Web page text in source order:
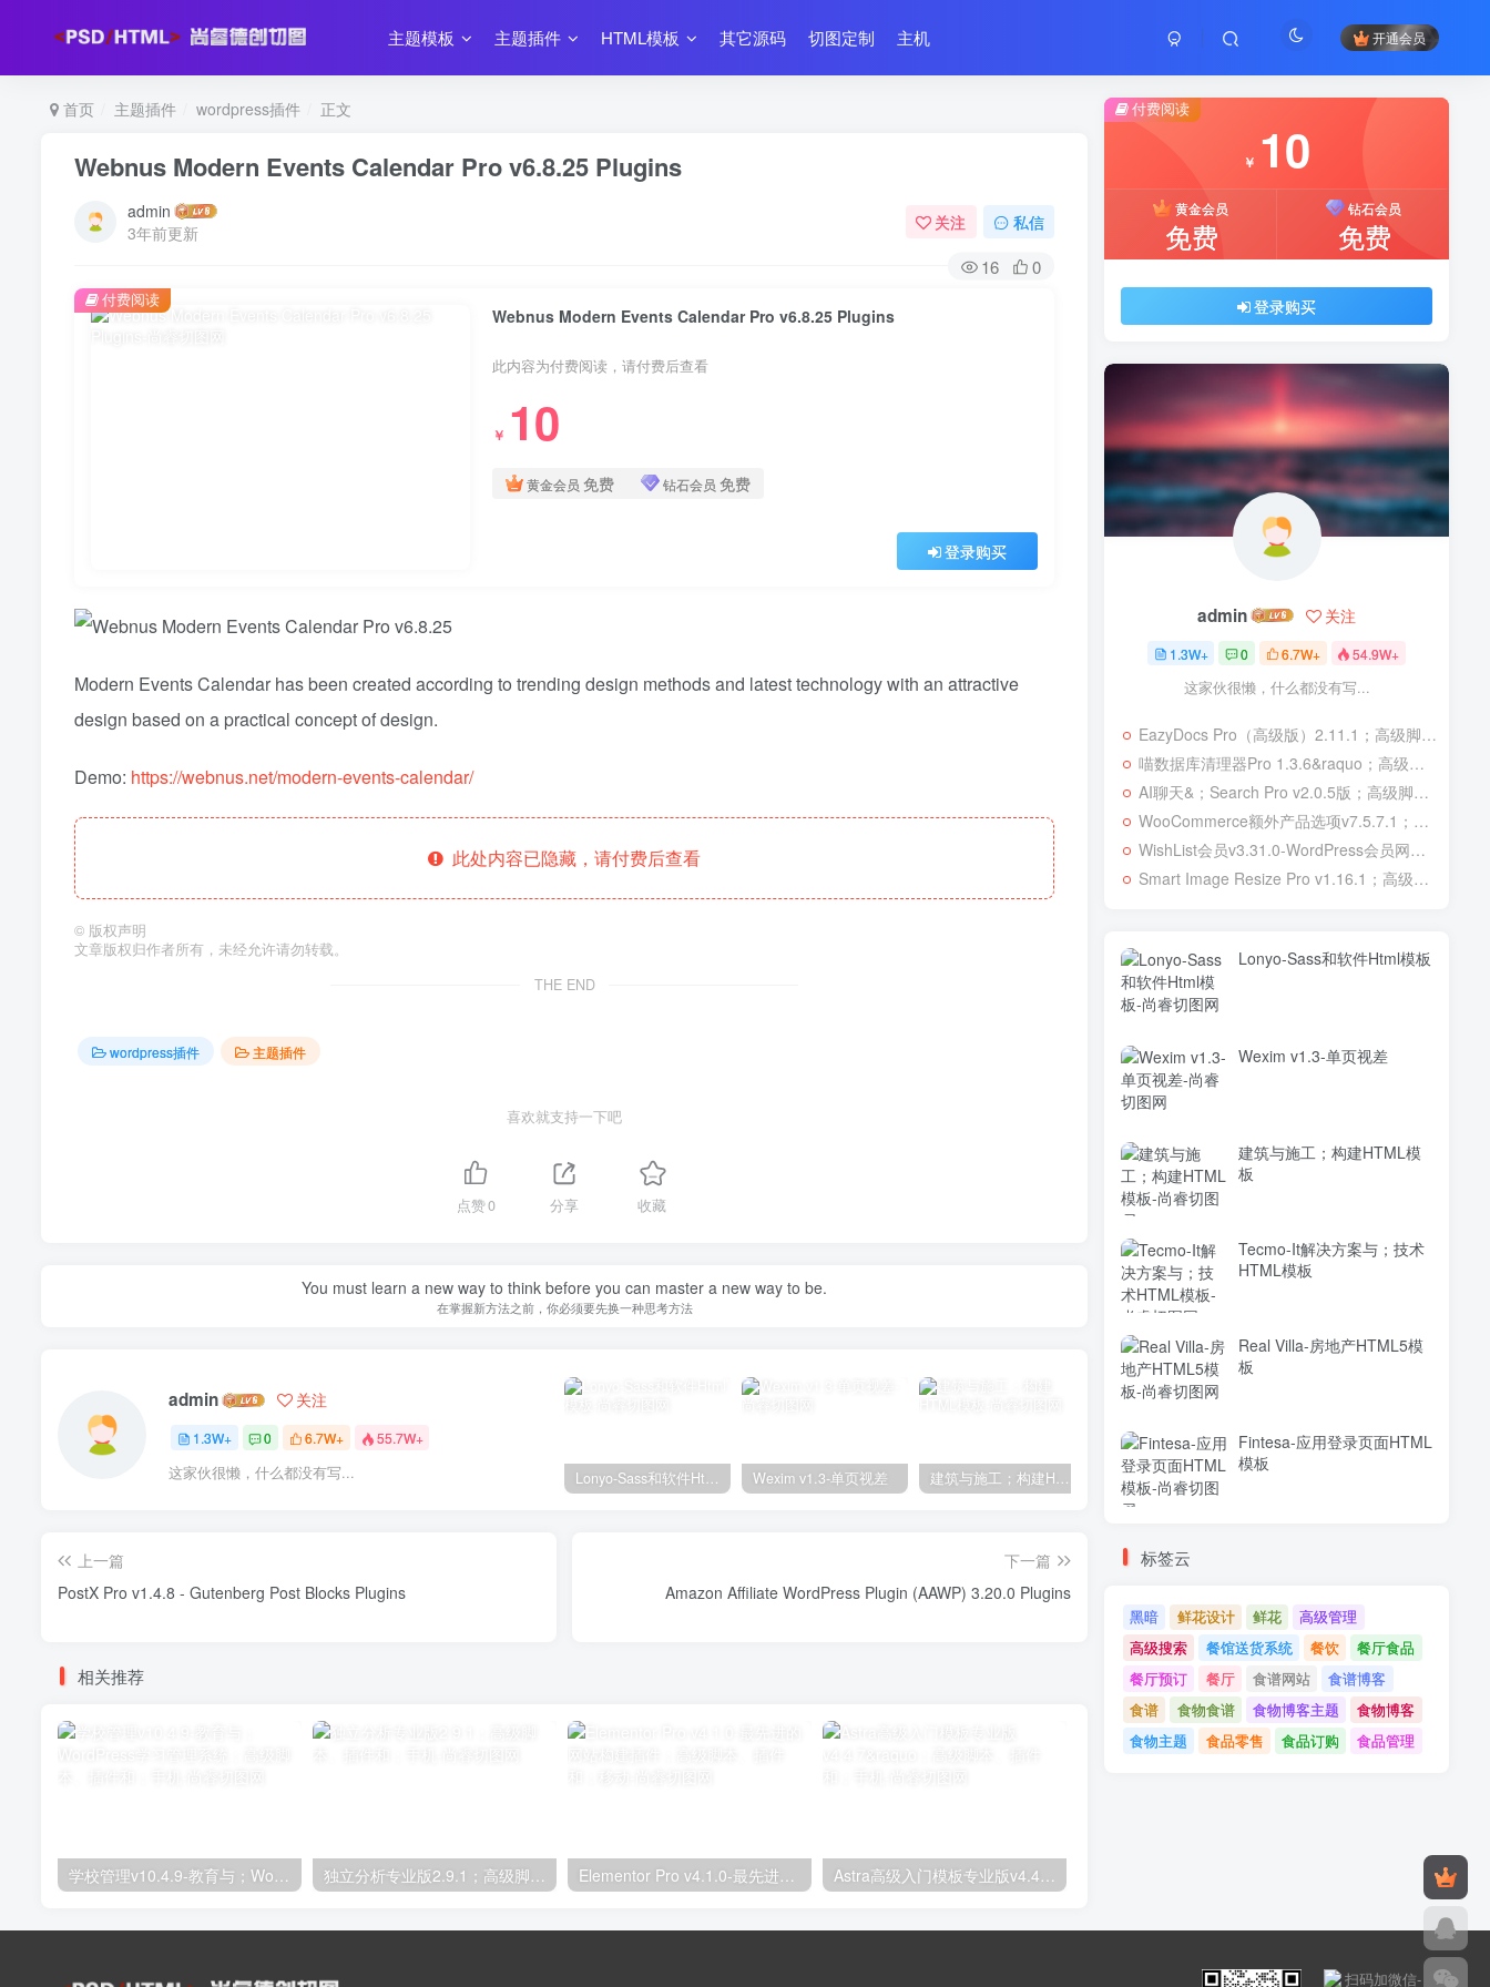
主题模板 主题插件 HTML模板 其它源码 切图定制 主机 开通会员
首页 主题插件 wordpress插件 正文
Webnus Modern Events Calendar Pro v6.8.25 Plugins
admin
3年前更新
关注 私信
16 0
Webnus Modern Events Calendar Pro v6.8.25 Plugins
此内容为付费阅读，请付费后查看
￥ 10
黄金会员 免费 钻石会员 免费
登录购买
付费阅读
Modern Events Calendar has been created according to trending design methods and latest technology with an attractive
design based on a practical concept of design.
Demo: https://webnus.net/modern-events-calendar/
此处内容已隐藏，请付费后查看
© 版权声明
文章版权归作者所有，未经允许请勿转载。
THE END
wordpress插件 主题插件
喜欢就支持一下吧
点赞0 分享 收藏
You must learn a new way to think before you can master a new way to be.
在掌握新方法之前，你必须要先换一种思考方法
admin 关注
1.3W+ 0 6.7W+ 55.7W+
这家伙很懒，什么都没有写... Lonyo-Sass和软件Html模板 Wexim v1.3-单页视差 建筑与施工；构建HTML模板 Tecmo-It解决方案与；技术HTML模板
上一篇
PostX Pro v1.4.8 - Gutenberg Post Blocks Plugins
下一篇
Amazon Affiliate WordPress Plugin (AAWP) 3.20.0 Plugins
相关推荐
学校管理v10.4.9-教育与；WordPress学习管理系统；高级脚本、插件和；手机 独立分析专业版2.9.1；高级脚本、插件和；手机
付费阅读
￥ 10
黄金会员
免费
钻石会员
免费
登录购买
admin 关注
1.3W+ 0 6.7W+ 54.9W+
这家伙很懒，什么都没有写...
EazyDocs Pro（高级版）2.11.1；高级脚本、插件和；移动
喵数据库清理器Pro 1.3.6&raquo；高级脚本、插件和；移动
AI聊天&；Search Pro v2.0.5版；高级脚本、插件和；移动
WooCommerce额外产品选项v7.5.7.1；高级脚本、插件和；移动
WishList会员v3.31.0-WordPress会员网站；高级脚本、插件和；移动
Smart Image Resize Pro v1.16.1；高级脚本、插件和；移动
Lonyo-Sass和软件Html模板
Wexim v1.3-单页视差
建筑与施工；构建HTML模
板
Tecmo-It解决方案与；技术
HTML模板
Real Villa-房地产HTML5模
板
Fintesa-应用登录页面HTML
模板
标签云
黑暗 鲜花设计 鲜花
高级管理
高级搜索
餐馆送货系统 餐饮
餐厅食品
餐厅预订
餐厅 食谱网站
食谱博客
食谱
食物食谱 食物博客主题
食物博客
食物主题
食品零售 食品订购 食品管理